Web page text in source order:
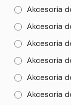
Akcesoria
Akcesoria
Akcesoria
Akcesoria
Akcesoria
Akcesoria